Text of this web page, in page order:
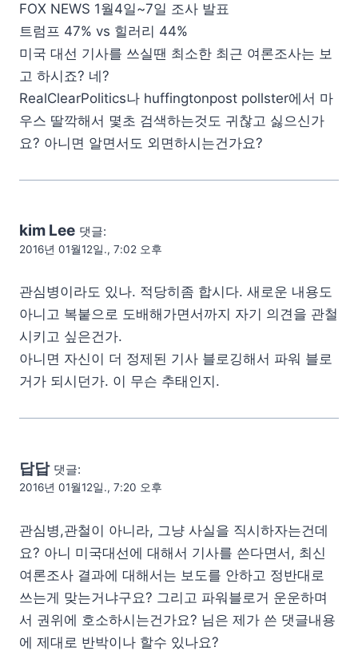
FOX NEWS 1월4일~7일 조사 발표
트럼프 47% vs 힐러리 44%
미국 대선 기사를 쓰실땐 최소한 최근 여론조사는 보
고 하시죠? 네?
RealClearPolitics나 huffingtonpost pollster에서 마
우스 딸깍해서 몇초 검색하는것도 귀찮고 싫으신가
요? 아니면 알면서도 외면하시는건가요?
kim Lee 댓글:
2016년 01월12일., 7:02 오후
관심병이라도 있나. 적당히좀 합시다. 새로운 내용도
아니고 복붙으로 도배해가면서까지 자기 의견을 관철
시키고 싶은건가.
아니면 자신이 더 정제된 기사 블로깅해서 파워 블로
거가 되시던가. 이 무슨 추태인지.
답답 댓글:
2016년 01월12일., 7:20 오후
관심병,관철이 아니라, 그냥 사실을 직시하자는건데
요? 아니 미국대선에 대해서 기사를 쓴다면서, 최신
여론조사 결과에 대해서는 보도를 안하고 정반대로
쓰는게 맞는거냐구요? 그리고 파워블로거 운운하며
서 권위에 호소하시는건가요? 님은 제가 쓴 댓글내용
에 제대로 반박이나 할수 있나요?